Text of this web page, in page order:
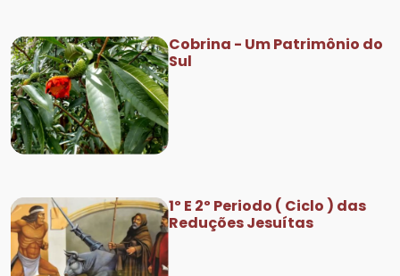
Cobrina - Um Patrimônio do
Sul
1º E 2º Periodo ( Ciclo ) das
Reduções Jesuítas